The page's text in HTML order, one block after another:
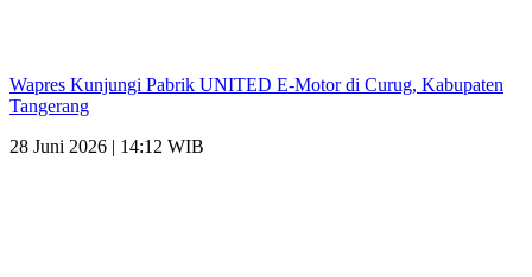
Wapres Kunjungi Pabrik UNITED E-Motor di Curug, Kabupaten
Tangerang
28 Juni 2026 | 14:12 WIB